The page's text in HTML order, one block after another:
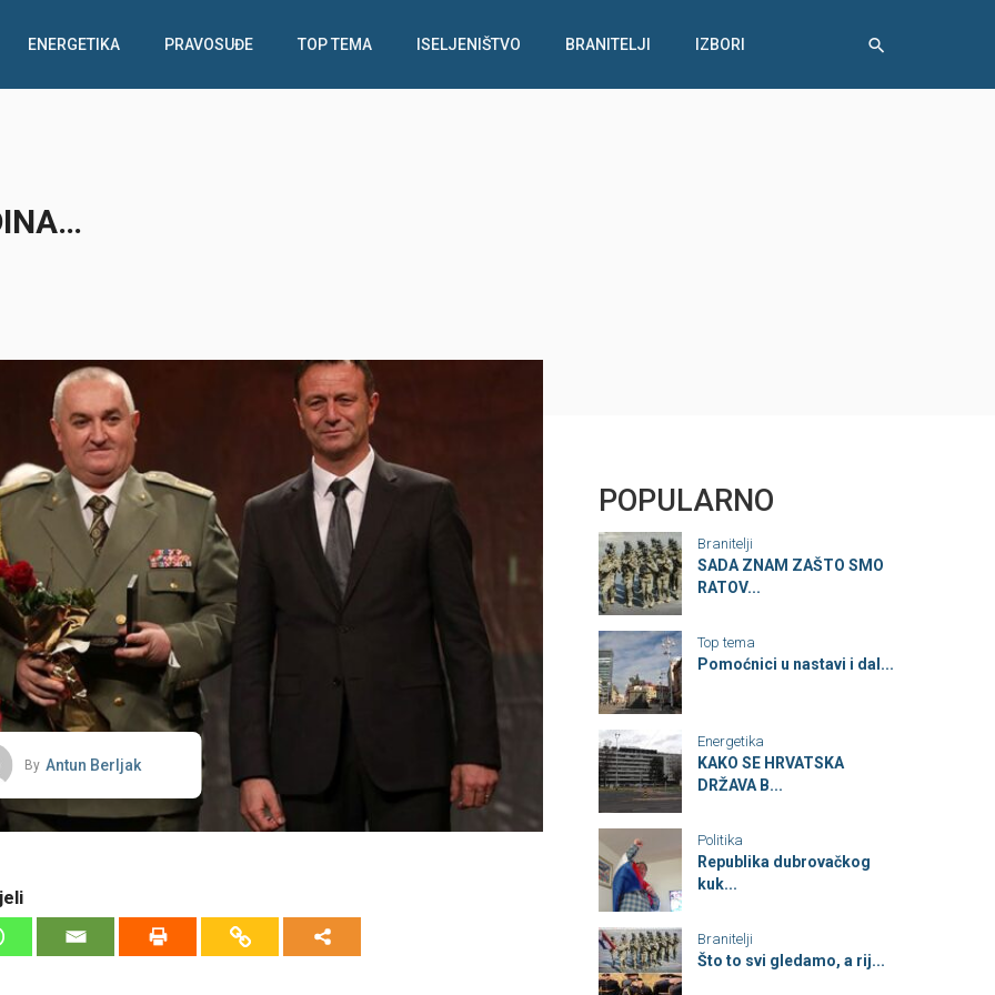
ENERGETIKA PRAVOSUĐE TOP TEMA ISELJENIŠTVO BRANITELJI IZBORI
By Antun Berljak
POPULARNO
Branitelji
SADA ZNAM ZAŠTO SMO
RATOV...
Top tema
Pomoćnici u nastavi i dal...
Energetika
KAKO SE HRVATSKA
DRŽAVA B...
Politika
Republika dubrovačkog
kuk...
Branitelji
Što to svi gledamo, a rij...